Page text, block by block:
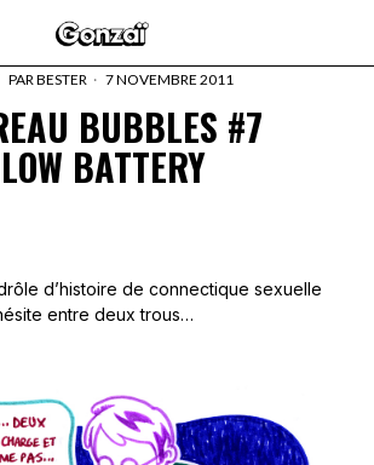
PARBESTER 7 NOVEMBRE 2011
BUBBLES #7
LOW BATTERY
d’histoire de connectique sexuelle
entre deux trous…